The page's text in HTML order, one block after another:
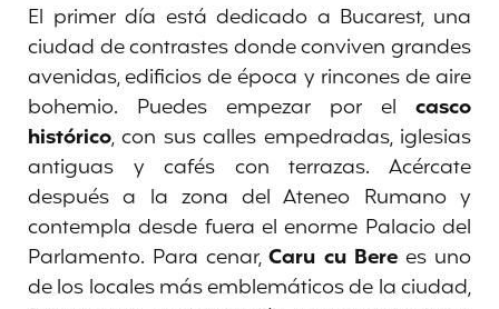
El primer día está dedicado a Bucarest, una
ciudad de contrastes donde conviven grandes
avenidas, edificios de época y rincones de aire
bohemio. Puedes empezar por el casco
histórico, con sus calles empedradas, iglesias
antiguas y cafés con terrazas. Acércate
después a la zona del Ateneo Rumano y
contempla desde fuera el enorme Palacio del
Parlamento. Para cenar,Caru cu Berees uno
de los locales más emblemáticos de la ciudad,